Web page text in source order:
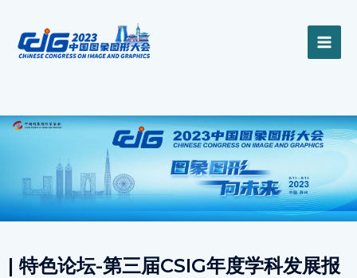
| 特色论坛-第三届CSIG年度学科发展报